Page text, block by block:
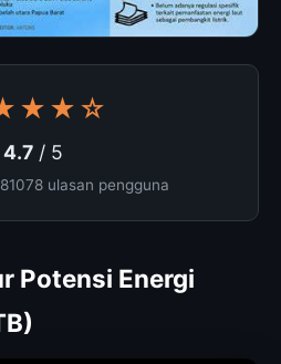
4.7 / 5
ulasan pengguna
Potensi Energi